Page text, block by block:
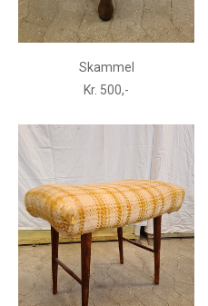
Skammel
Kr. 500,-